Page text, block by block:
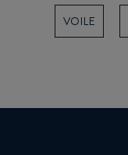
VOILE